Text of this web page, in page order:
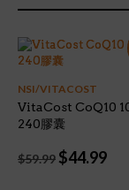
NSI/VITACOST
VitaCost CoQ10
240膠囊
$59.99 Original
$44.99